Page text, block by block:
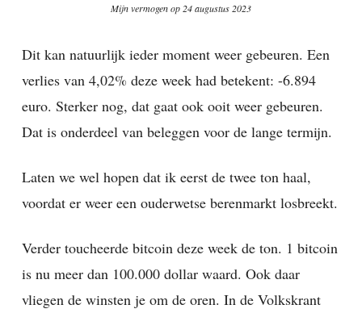
Mijn vermogen op 24 augustus 2023
Dit kan natuurlijk ieder moment weer gebeuren. Een
verlies van 4,02% deze week had betekent: -6.894
euro. Sterker nog, dat gaat ook ooit weer gebeuren.
Dat is onderdeel van beleggen voor de lange termijn.
Laten we wel hopen dat ik eerst de twee ton haal,
voordat er weer een ouderwetse berenmarkt losbreekt.
Verder toucheerde bitcoin deze week de ton. 1 bitcoin
is nu meer dan 100.000 dollar waard. Ook daar
vliegen de winsten je om de oren. In de Volkskrant